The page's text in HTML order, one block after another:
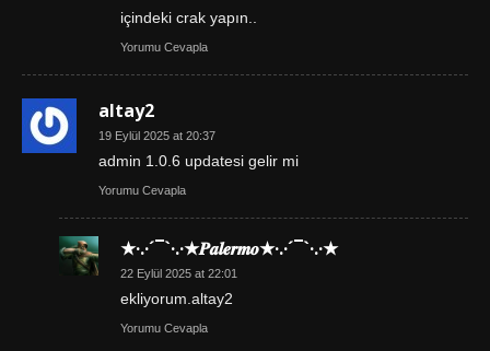
içindeki crak yapın..
Yorumu Cevapla
altay2
19 Eylül 2025 at 20:37
admin 1.0.6 updatesi gelir mi
Yorumu Cevapla
★·.·´¯`·.·★𝑷𝒂𝒍𝒆𝒓𝒎𝒐★·.·´¯`·.·★
22 Eylül 2025 at 22:01
ekliyorum.altay2
Yorumu Cevapla